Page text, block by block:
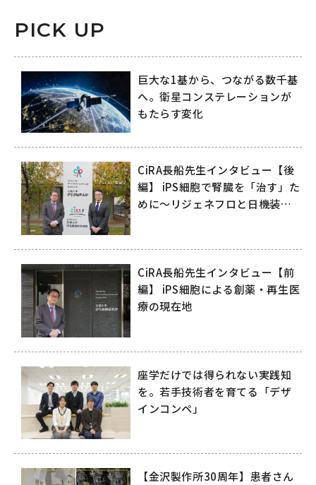
PICK UP
巨大な1基から、つながる数千基
へ。衛星コンステレーションが
もたらす変化
CiRA長船先生インタビュー【後
編】 iPS細胞で腎臓を「治す」た
めに～リジェネフロと日機装が
CiRA長船先生インタビュー【前
編】 iPS細胞による創薬・再生医
療の現在地
座学だけでは得られない実践知
を。若手技術者を育てる「デザ
インコンペ」
【金沢製作所30周年】患者さん